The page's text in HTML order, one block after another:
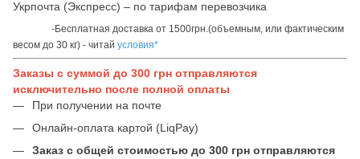
Укрпочта (Экспресс) – по тарифам перевозчика
-Бесплатная доставка от 1500грн.(объемным, или фактическим
весом до 30 кг) - читай условия*
Заказы с суммой до 300 грн отправляются
исключительно после полной оплаты
При получении на почте
Онлайн-оплата картой (LiqPay)
Заказ с общей стоимостью до 300 грн отправляются